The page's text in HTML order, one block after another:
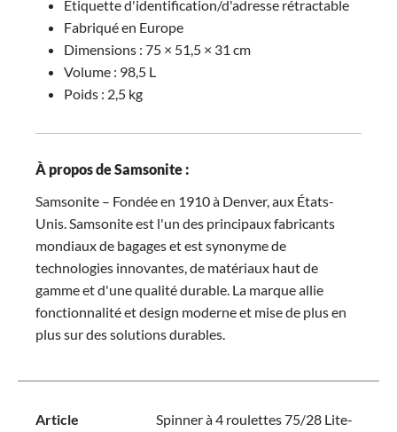
Étiquette d'identification/d'adresse rétractable
Fabriqué en Europe
Dimensions : 75 × 51,5 × 31 cm
Volume : 98,5 L
Poids : 2,5 kg
À propos de Samsonite :
Samsonite – Fondée en 1910 à Denver, aux États-
Unis. Samsonite est l'un des principaux fabricants
mondiaux de bagages et est synonyme de
technologies innovantes, de matériaux haut de
gamme et d'une qualité durable. La marque allie
fonctionnalité et design moderne et mise de plus en
plus sur des solutions durables.
Article
Spinner à 4 roulettes 75/28 Lite-